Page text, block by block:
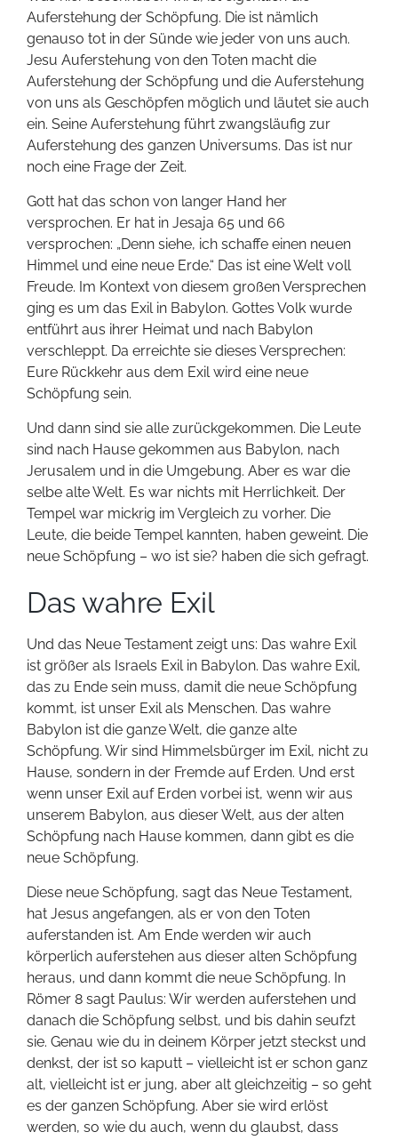
Auferstehung der Schöpfung. Die ist nämlich
genauso tot in der Sünde wie jeder von uns auch.
Jesu Auferstehung von den Toten macht die
Auferstehung der Schöpfung und die Auferstehung
von uns als Geschöpfen möglich und läutet sie auch
ein. Seine Auferstehung führt zwangsläufig zur
Auferstehung des ganzen Universums. Das ist nur
noch eine Frage der Zeit.
Gott hat das schon von langer Hand her
versprochen. Er hat in Jesaja 65 und 66
versprochen: „Denn siehe, ich schaffe einen neuen
Himmel und eine neue Erde.“ Das ist eine Welt voll
Freude. Im Kontext von diesem großen Versprechen
ging es um das Exil in Babylon. Gottes Volk wurde
entführt aus ihrer Heimat und nach Babylon
verschleppt. Da erreichte sie dieses Versprechen:
Eure Rückkehr aus dem Exil wird eine neue
Schöpfung sein.
Und dann sind sie alle zurückgekommen. Die Leute
sind nach Hause gekommen aus Babylon, nach
Jerusalem und in die Umgebung. Aber es war die
selbe alte Welt. Es war nichts mit Herrlichkeit. Der
Tempel war mickrig im Vergleich zu vorher. Die
Leute, die beide Tempel kannten, haben geweint. Die
neue Schöpfung – wo ist sie? haben die sich gefragt.
Das wahre Exil
Und das Neue Testament zeigt uns: Das wahre Exil
ist größer als Israels Exil in Babylon. Das wahre Exil,
das zu Ende sein muss, damit die neue Schöpfung
kommt, ist unser Exil als Menschen. Das wahre
Babylon ist die ganze Welt, die ganze alte
Schöpfung. Wir sind Himmelsbürger im Exil, nicht zu
Hause, sondern in der Fremde auf Erden. Und erst
wenn unser Exil auf Erden vorbei ist, wenn wir aus
unserem Babylon, aus dieser Welt, aus der alten
Schöpfung nach Hause kommen, dann gibt es die
neue Schöpfung.
Diese neue Schöpfung, sagt das Neue Testament,
hat Jesus angefangen, als er von den Toten
auferstanden ist. Am Ende werden wir auch
körperlich auferstehen aus dieser alten Schöpfung
heraus, und dann kommt die neue Schöpfung. In
Römer 8 sagt Paulus: Wir werden auferstehen und
danach die Schöpfung selbst, und bis dahin seufzt
sie. Genau wie du in deinem Körper jetzt steckst und
denkst, der ist so kaputt – vielleicht ist er schon ganz
alt, vielleicht ist er jung, aber alt gleichzeitig – so geht
es der ganzen Schöpfung. Aber sie wird erlöst
werden, so wie du auch, wenn du glaubst, dass